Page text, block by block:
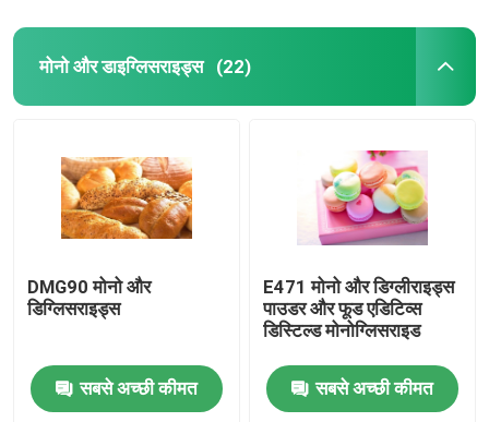
मोनो और डाइग्लिसराइड्स (22)
DMG90 मोनो और
डिग्लिसराइड्स
सबसे अच्छी कीमत
E471 मोनो और डिग्लीराइड्स
पाउडर और फूड एडिटिव्स
डिस्टिल्ड मोनोग्लिसराइड
सबसे अच्छी कीमत